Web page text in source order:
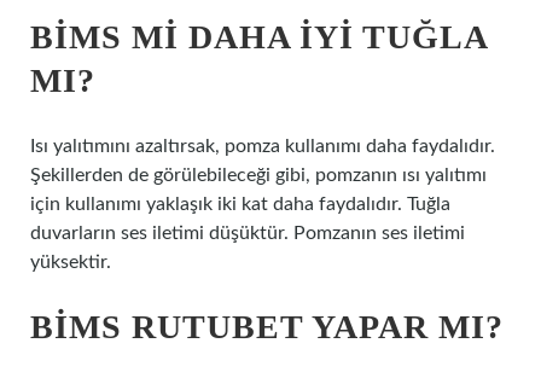
BIMS MI DAHA IYI TUĞLA
MI?
Isı yalıtımını azaltırsak, pomza kullanımı daha faydalıdır.
Şekillerden de görülebileceği gibi, pomzanın ısı yalıtımı
için kullanımı yaklaşık iki kat daha faydalıdır. Tuğla
duvarların ses iletimi düşüktür. Pomzanın ses iletimi
yüksektir.
BIMS RUTUBET YAPAR MI?